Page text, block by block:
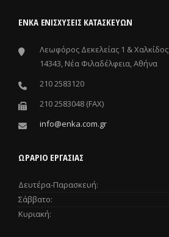
ΕΝΚΑ ΕΝΙΣΧΎΣΕΙΣ ΚΑΤΑΣΚΕΥΏΝ
Λεωφόρος Δεκελείας 1 & Χαλκίδος
14343, Νέα Φιλαδέλφεια, Αθήνα
210 2583120
210 2583048 (FAX)
info@enka.com.gr
ΩΡΑΡΙΟ ΕΡΓΑΣΙΑΣ
Δευτέρα-Παρασκευή:
Σάββατο:
Κυριακή: